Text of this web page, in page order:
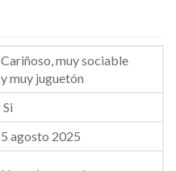
Cariñoso, muy sociable
y muy juguetón
Si
5 agosto 2025